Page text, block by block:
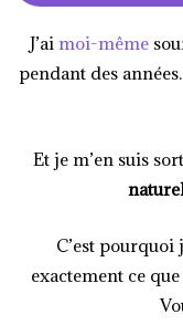
J’ai moi-même
pendant des
Et je m’en suis
C’est
exactement ce